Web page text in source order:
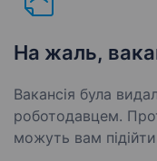
На жаль,
Вакансія була
роботодавцем.
можуть вам